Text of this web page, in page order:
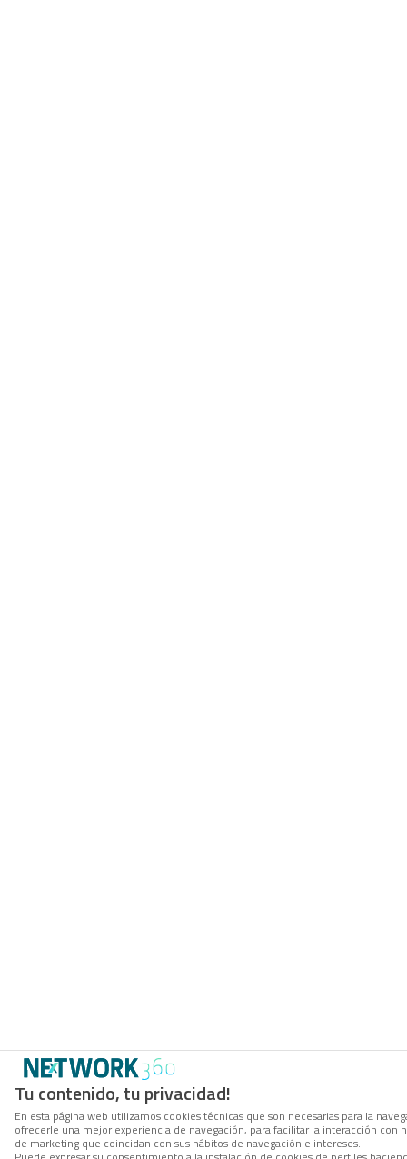
Tu contenido, tu privacidad!
En esta página web utilizamos cookies técnicas que son necesarias para la
ofrecerle una mejor experiencia de navegación, para facilitar la interacción
de marketing que coincidan con sus hábitos de navegación e intereses.